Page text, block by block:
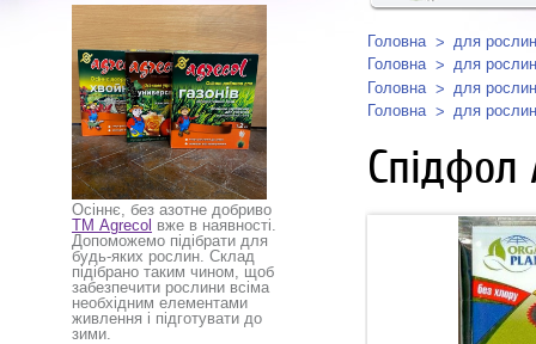
Осіннє, без азотне добриво
ТМ Agrecol вже в наявності.
Допоможемо підібрати для
будь-яких рослин. Склад
підібрано таким чином, щоб
забезпечити рослини всіма
необхідним елементами
живлення і підготувати до
зими.
Головна
для рослин
Головна
для рослин
Головна
для рослин
Головна
для рослин
Спідфол